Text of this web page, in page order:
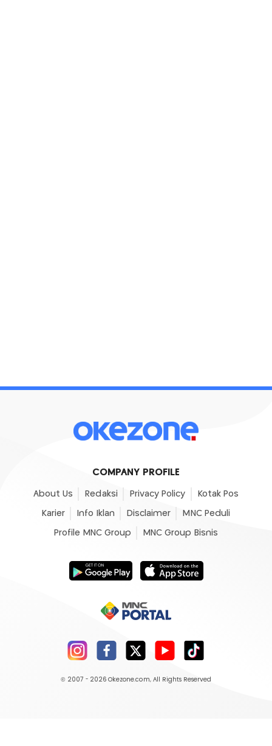
COMPANY PROFILE
About Us Redaksi Privacy Policy Kotak Pos
Karier Info Iklan Disclaimer MNC Peduli
Profile MNC Group MNC Group Bisnis
© 2007 - 2026 Okezone.com, All Rights Reserved